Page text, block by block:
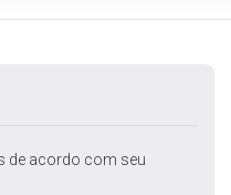
de acordo com seu